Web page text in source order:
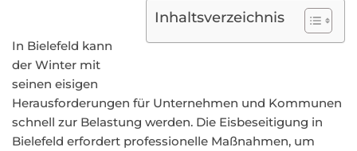
Inhaltsverzeichnis
In Bielefeld kann
der Winter mit
seinen eisigen
Herausforderungen für Unternehmen und Kommunen
schnell zur Belastung werden. Die Eisbeseitigung in
Bielefeld erfordert professionelle Maßnahmen, um